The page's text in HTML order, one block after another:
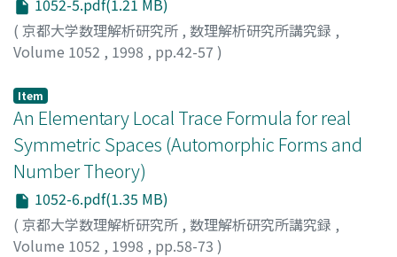
1052-5.pdf(1.21 MB)
( 京都大学数理解析研究所 , 数理解析研究所講究録 ,
Volume 1052 , 1998 , pp.42-57 )
Item
An Elementary Local Trace Formula for real
Symmetric Spaces (Automorphic Forms and
Number Theory)
1052-6.pdf(1.35 MB)
( 京都大学数理解析研究所 , 数理解析研究所講究録 ,
Volume 1052 , 1998 , pp.58-73 )